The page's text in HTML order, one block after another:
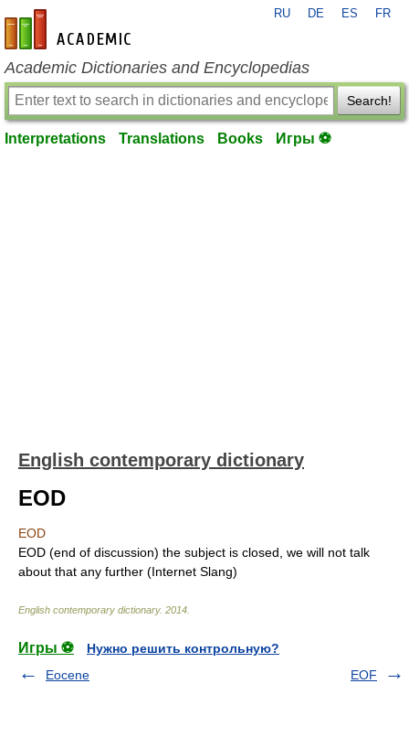
en-academic.com
RU DE ES FR
Academic Dictionaries and Encyclopedias
Search!
Interpretations Translations Books Игры ⚽
English contemporary dictionary
EOD
EOD
EOD (end of discussion) the subject is closed, we will not talk
about that any further (Internet Slang)
English contemporary dictionary. 2014
Игры ⚽
Нужно решить контрольную?
Eocene
EOF